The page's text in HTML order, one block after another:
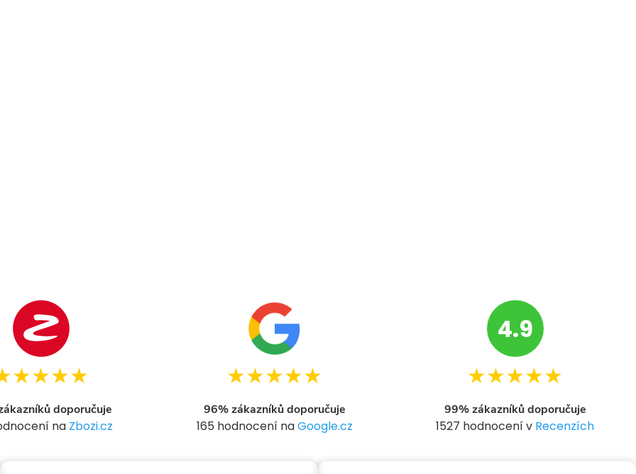
doporučuje
na Zbozi.cz
★★★★★
96% zákazníků doporučuje
165 hodnocení naGoogle.cz
4.9
★★★★★
99% zákazníků doporučuje
1527 hodnocení v Recenzích